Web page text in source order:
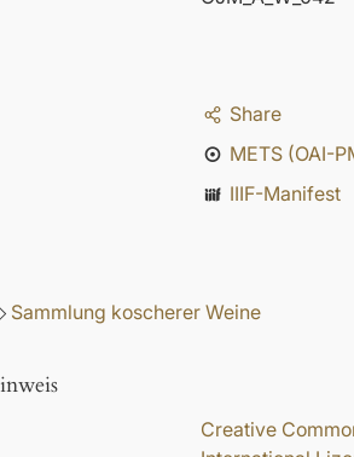
Share
METS (OAI-
IIIF-Manifest
Sammlung koscherer Weine
Creative